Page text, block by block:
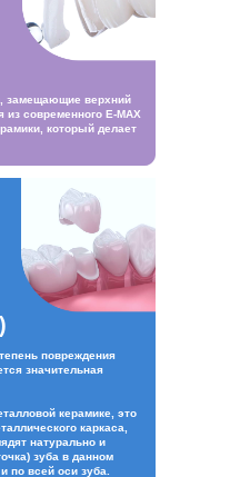
замещающие верхний
из современного E-MAX
который делает
повреждения
значительная
керамике, это
каркаса,
натурально и
зуба в данном
по всей оси зуба.